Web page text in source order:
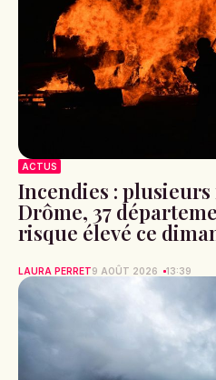
ACTUS
Incendies :
Drôme, 37
risque élevé ce
LAURA PERRET9 AOÛT 2026 13:39